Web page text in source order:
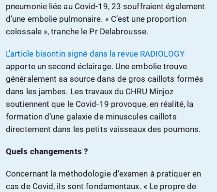
pneumonie liée au Covid-19, 23 souffraient également
d’une embolie pulmonaire. « C’est une proportion
colossale », tranche le PrDelabrousse.
L’article bisontin signé dans la revue RADIOLOGY
apporte un second éclairage. Une embolie trouve
généralement sa source dans de gros caillots formés
dans les jambes. Les travaux du CHRU Minjoz
soutiennent que le Covid-19 provoque, en réalité, la
formation d’une galaxie de minuscules caillots
directement dans les petits vaisseaux des poumons.
Quels changements ?
Concernant la méthodologie d’examen à pratiquer en
cas de Covid, ils sont fondamentaux. « Le propre de